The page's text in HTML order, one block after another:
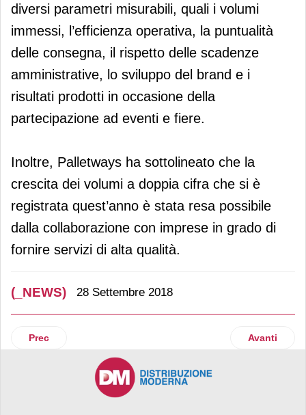
diversi parametri misurabili, quali i volumi
immessi, l’efficienza operativa, la puntualità
delle consegna, il rispetto delle scadenze
amministrative, lo sviluppo del brand e i
risultati prodotti in occasione della
partecipazione ad eventi e fiere.
Inoltre, Palletways ha sottolineato che la
crescita dei volumi a doppia cifra che si è
registrata quest’anno è stata resa possibile
dalla collaborazione con imprese in grado di
fornire servizi di alta qualità.
(_NEWS) 28 Settembre 2018
Articolo precedente: Bricofer sostiene un’iniziativa
Prec Articolo
Avanti